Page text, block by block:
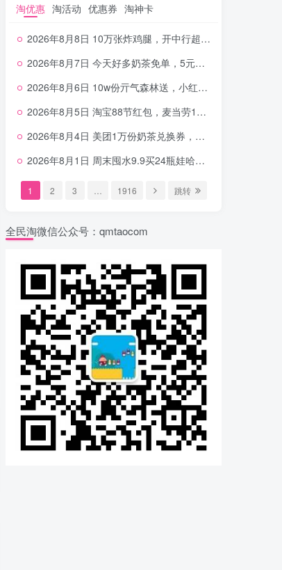
淘优惠 淘活动 优惠券 淘神卡
2026年8月8日 10万张炸鸡腿，开中行超给利，美团奶茶0.01，加油券，千问1.8~18.8体验金等
2026年8月7日 今天好多奶茶免单，5元农行省钱卡，京东抢0.01沪上，邮储5.88元等
2026年8月6日 10w份亓气森林送，小红书12元无门槛，中行电费30-10，0元柠檬水+0撸汉堡等
2026年8月5日 淘宝88节红包，麦当劳150万份柠檬水，三万份瑞幸免单，霸王9万份0.01券等
2026年8月4日 美团1万份奶茶兑换券，农行5E卡，中行支付超给利，美团领18个冰激凌，小米每天领2-6元等等
2026年8月1日 周末囤水9.9买24瓶娃哈哈，建行100元京东券，移动5元话费，麦当劳甜筒，交行立减金等
1 2 3 1916 跳转
全民淘微信公众号：qmtaocom